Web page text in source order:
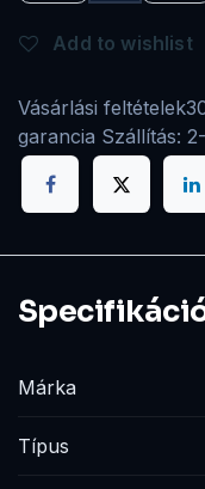
Add to wishlist
Vásárlási feltételek
garancia Szállítás:
Márka
Típus